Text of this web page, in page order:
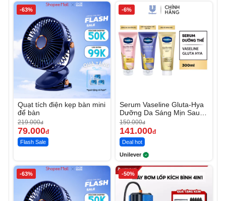
-63%
Quạt tích điện kẹp bàn mini
để bàn
219.000đ
79.000đ
Flash Sale
-6%
Serum Vaseline Gluta-Hya
Dưỡng Da Sáng Mịn Sau 7
Ngày
150.000đ
141.000đ
Deal hot
Unilever
-63% -50%